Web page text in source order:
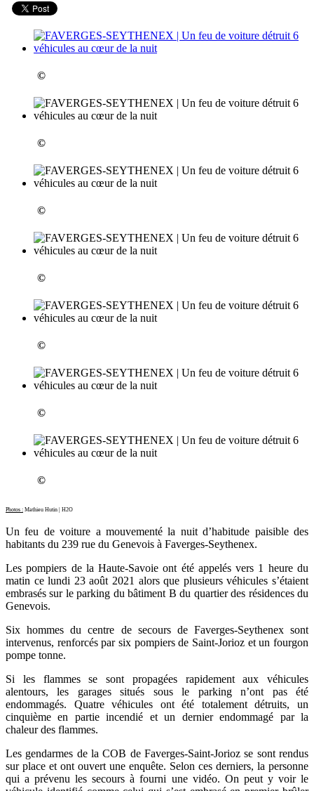
©
©
©
©
©
©
©
Photos : Mathieu Hutin | H2O
Un feu de voiture a mouvementé la nuit d’habitude paisible des
habitants du 239 rue du Genevois à Faverges-Seythenex.
Les pompiers de la Haute-Savoie ont été appelés vers 1 heure du
matin ce lundi 23 août 2021 alors que plusieurs véhicules s’étaient
embrasés sur le parking du bâtiment B du quartier des résidences du
Genevois.
Six hommes du centre de secours de Faverges-Seythenex sont
intervenus, renforcés par six pompiers de Saint-Jorioz et un fourgon
pompe tonne.
Si les flammes se sont propagées rapidement aux véhicules
alentours, les garages situés sous le parking n’ont pas été
endommagés. Quatre véhicules ont été totalement détruits, un
cinquième en partie incendié et un dernier endommagé par la
chaleur des flammes.
Les gendarmes de la COB de Faverges-Saint-Jorioz se sont rendus
sur place et ont ouvert une enquête. Selon ces derniers, la personne
qui a prévenu les secours à fourni une vidéo. On peut y voir le